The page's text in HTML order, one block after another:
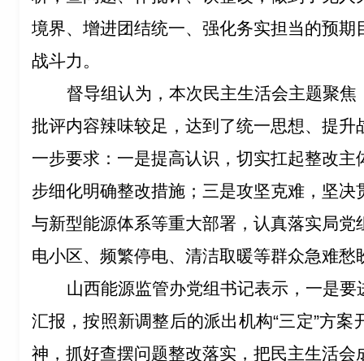
境界、增进团结统一、强化务实担当的预
战斗力。
督导组认为 ， 本次民主生活会主题聚
批评内容辣味较足，达到了统一思想、提
一步要求： 一是提高认识，切实扛起整改主
步细化明确整改措施； 三是攻坚克难，坚决
与新型能源体系等重大部署，认真落实局
电小区、频繁停电、清洁取暖等群众急难愁
山西能源监管办党组书记表示，一是
汇报，按照新调整后的派出机构“三定”方
神，抓好查摆问题整改落实，把民主生活